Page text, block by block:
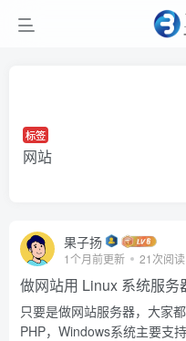
标签
网站
果子扬
1个月前更新 21次阅读
做网站用 Linux 系统服务
只要是做网站服务器，大家
PHP，Windows系统主要支